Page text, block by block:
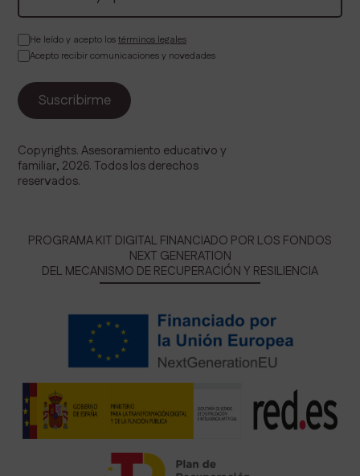
He leído y acepto lostérminos legales
Acepto recibir comunicaciones y novedades
Copyrights. Asesoramiento educativo y
familiar, 2026. Todos los derechos
reservados.
PROGRAMA KIT DIGITAL FINANCIADO POR LOS FONDOS
NEXT GENERATION
DEL MECANISMO DE RECUPERACIÓN Y RESILIENCIA